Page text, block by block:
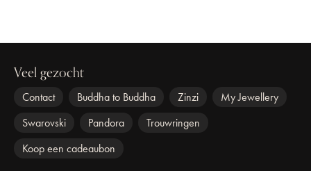
Veel gezocht
Contact Buddha to Buddha Zinzi
My Jewellery
Swarovski
Pandora
Trouwringen
Koop een cadeaubon